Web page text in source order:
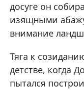
досуге он
изящными
внимание
Тяга к
детстве, когда
пытался